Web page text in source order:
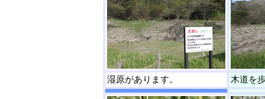
湿原があります。 木道を